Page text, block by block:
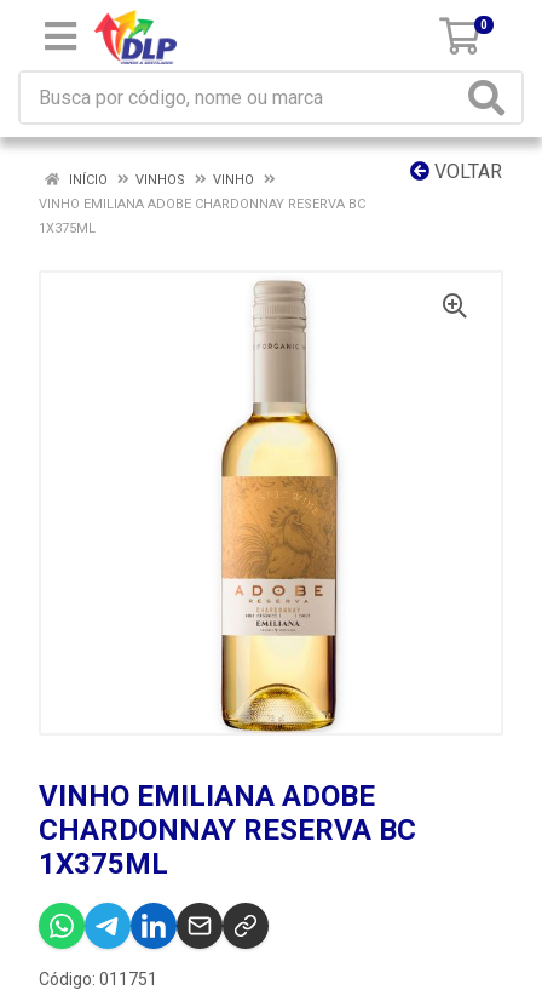
0
VOLTAR
INÍCIO VINHOS
VINHO
VINHO EMILIANA ADOBE CHARDONNAY RESERVA BC
1X375ML
VINHO EMILIANA ADOBE
CHARDONNAY RESERVA BC
1X375ML
Código: 011751